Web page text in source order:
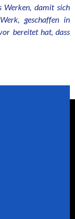
Werken, damit sich
geschaffen in
bereitet hat, dass